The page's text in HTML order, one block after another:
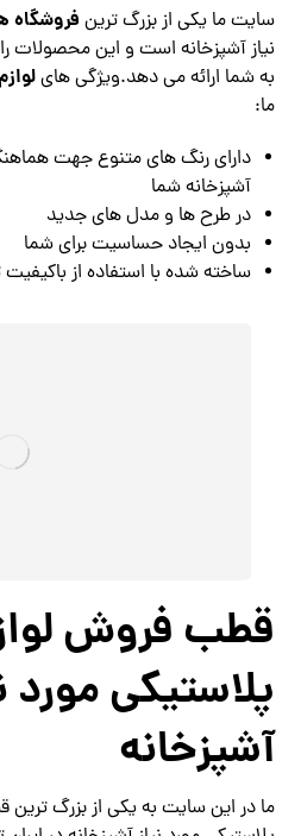
سایت ما یکی از بزرگ ترین فروشگاه
نیاز آشپزخانه است و این محصولات
به شما ارائه می دهد.ویژگی های
ما:
دارای رنگ های متنوع جهت
آشپزخانه شما
در طرح ها و مدل های جدید
بدون ایجاد حساسیت برای شما
ساخته شده با استفاده از باکیفیت
قطب فروش
پلاستیکی مورد
آشپزخانه
ما در این سایت به یکی از بزرگ